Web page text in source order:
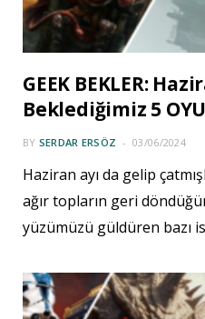
GEEK BEKLER:
Beklediğimiz 5
BY SERDAR ERSÖZ 03/06/2024
Haziran ayı da gelip
ağır topların geri
yüzümüzü güldüren bazı